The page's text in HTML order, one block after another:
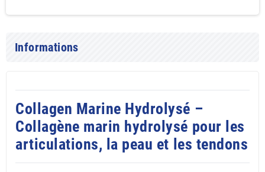
Informations
Collagen Marine Hydrolysé –
Collagène marin hydrolysé pour les
articulations, la peau et les tendons